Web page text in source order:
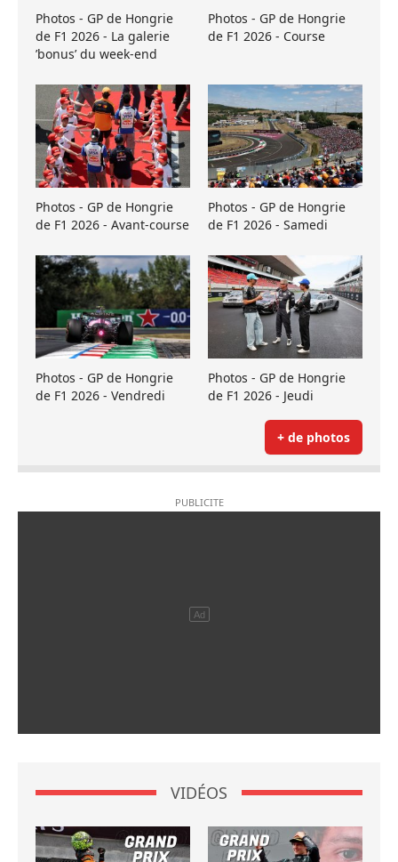
Photos - GP de Hongrie
de F1 2026 - La galerie
’bonus’ du week-end
Photos - GP de Hongrie
de F1 2026 - Course
Photos - GP de Hongrie
de F1 2026 - Avant-course
Photos - GP de Hongrie
de F1 2026 - Samedi
Photos - GP de Hongrie
de F1 2026 - Vendredi
Photos - GP de Hongrie
de F1 2026 - Jeudi
+ de photos
VIDÉOS